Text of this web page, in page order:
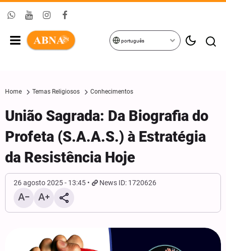
português
Home Temas Religiosos Conhecimentos
União Sagrada: Da Biografia do
Profeta (S.A.A.S.) à Estratégia
da Resistência Hoje
26 agosto 2025 - 13:45 News ID: 1720626